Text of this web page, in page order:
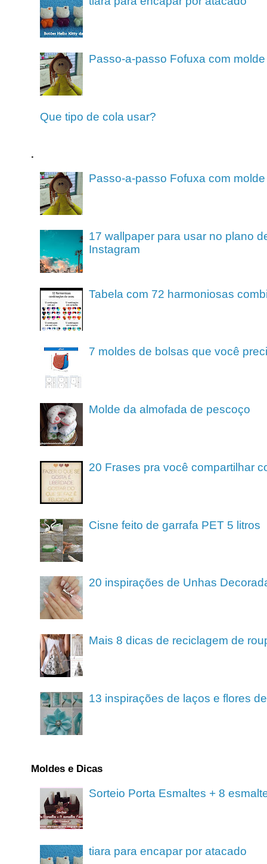
Passo-a-passo Fofuxa com molde
Que tipo de cola usar?
.
Passo-a-passo Fofuxa com molde
17 wallpaper para usar no plano
Instagram
Tabela com 72 harmoniosas
7 moldes de bolsas que você
Molde da almofada de pescoço
20 Frases pra você compartilhar
Cisne feito de garrafa PET 5 litros
20 inspirações de Unhas
Mais 8 dicas de reciclagem de
13 inspirações de laços e flores
Moldes e Dicas
Sorteio Porta Esmaltes + 8
tiara para encapar por atacado